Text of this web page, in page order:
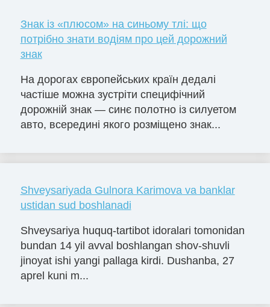
Знак із «плюсом» на синьому тлі: що
потрібно знати водіям про цей дорожний
знак
На дорогах європейських країн дедалі
частіше можна зустріти специфічний
дорожній знак — синє полотно із силуетом
авто, всередині якого розміщено знак...
Shveysariyada Gulnora Karimova va banklar
ustidan sud boshlanadi
Shveysariya huquq-tartibot idoralari tomonidan
bundan 14 yil avval boshlangan shov-shuvli
jinoyat ishi yangi pallaga kirdi. Dushanba, 27
aprel kuni m...